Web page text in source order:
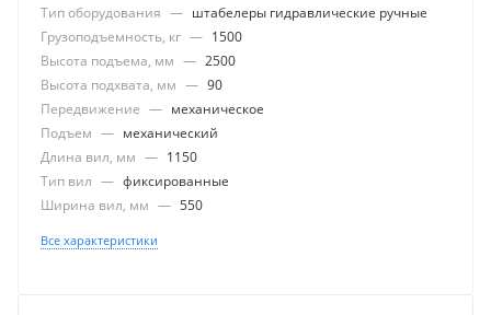
Тип оборудования — штабелеры гидравлические ручные
Грузоподъемность, кг — 1500
Высота подъема, мм — 2500
Высота подхвата, мм — 90
Передвижение — механическое
Подъем — механический
Длина вил, мм — 1150
Тип вил — фиксированные
Ширина вил, мм — 550
Все характеристики